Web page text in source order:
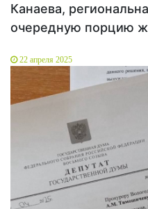
Канаева,
очередную порцию
22 апреля 2025